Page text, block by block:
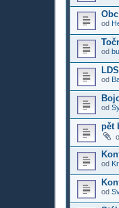
od
od
od
od
pět
od
od